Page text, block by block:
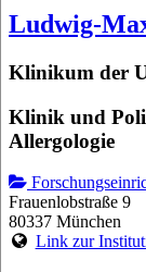
Ludwig-
Klinikum der
Klinik und
Allergologie
Frauenlobstraße 9
80337 München
Link zur